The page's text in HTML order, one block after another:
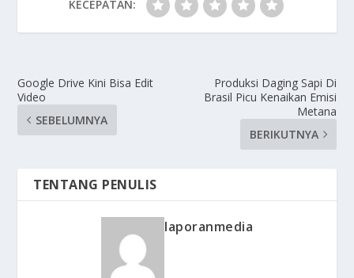
KECEPATAN:
Google Drive Kini Bisa Edit
Video
SEBELUMNYA
Produksi Daging Sapi Di
Brasil Picu Kenaikan Emisi
Metana
BERIKUTNYA
TENTANG PENULIS
laporanmedia